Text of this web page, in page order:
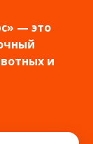
— это
и